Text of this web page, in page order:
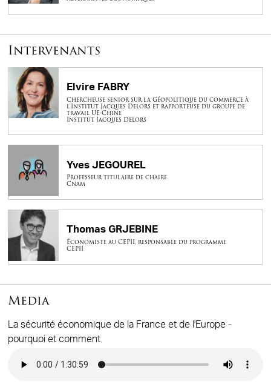
Intervenants
Elvire FABRY
Chercheuse senior sur la Géopolitique du commerce à
l'Institut Jacques Delors et rapporteuse du groupe de
travail UE-Chine
Institut Jacques Delors
Yves JEGOUREL
Professeur titulaire de chaire
Cnam
Thomas GRJEBINE
Économiste au CEPII, responsable du programme
CEPII
Media
La sécurité économique de la France et de l'Europe -
pourquoi et comment